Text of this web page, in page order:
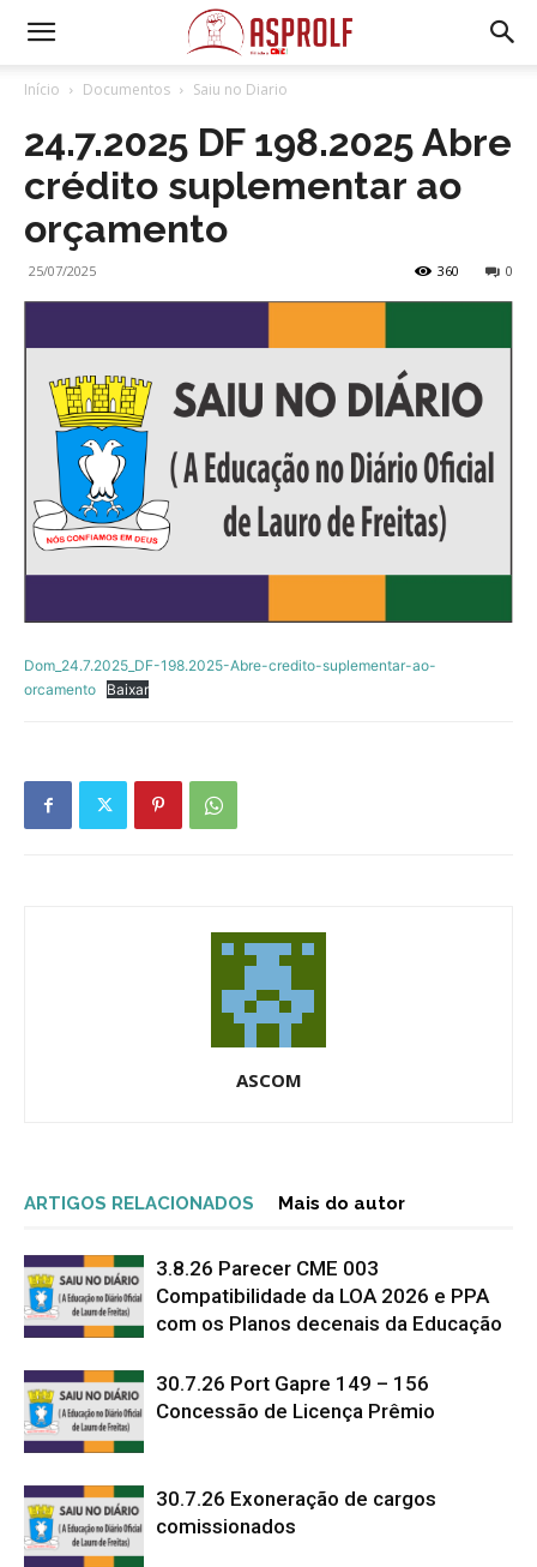
Início Documentos Saiu no Diario
24.7.2025 DF 198.2025 Abre
crédito suplementar ao
orçamento
25/07/2025 0
360
Dom_24.7.2025_DF-198.2025-Abre-credito-suplementar-ao-
orcamento
Baixar
ASCOM
ARTIGOS RELACIONADOS Mais do autor
3.8.26 Parecer CME 003
Compatibilidade da LOA 2026 e PPA
com os Planos decenais da Educação
30.7.26 Port Gapre 149 – 156
Concessão de Licença Prêmio
30.7.26 Exoneração de cargos
comissionados